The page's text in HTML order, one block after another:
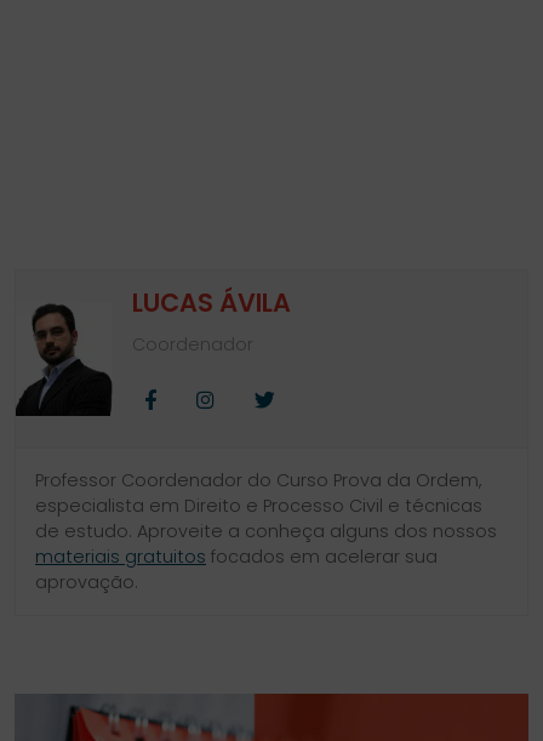
LUCAS ÁVILA
Coordenador
FacebookInstagram
Professor Coordenador do Curso Prova da Ordem,
especialista em Direito e Processo Civil e técnicas
de estudo. Aproveite a conheça alguns dos nossos
materiais gratuitos focados em acelerar sua
aprovação.
SIDEBAR
LINKS